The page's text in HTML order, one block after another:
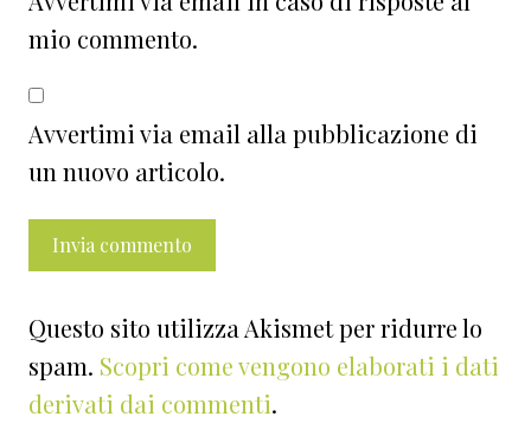
mio commento.
Avvertimi via email alla pubblicazione di
un nuovo articolo.
Questo sito utilizza Akismet per ridurre lo
spam. Scopri come vengono elaborati i dati
derivati dai commenti.